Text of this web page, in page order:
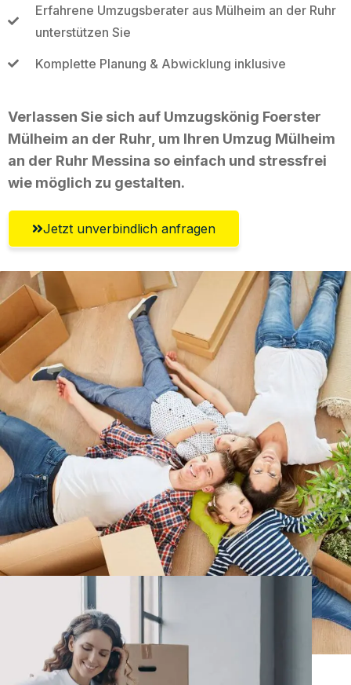
Erfahrene Umzugsberater aus Mülheim an der Ruhr
unterstützen Sie
Komplette Planung & Abwicklung inklusive
Verlassen Sie sich auf Umzugskönig Foerster
Mülheim an der Ruhr, um Ihren Umzug Mülheim
an der Ruhr Messina so einfach und stressfrei
wie möglich zu gestalten.
Jetzt unverbindlich anfragen